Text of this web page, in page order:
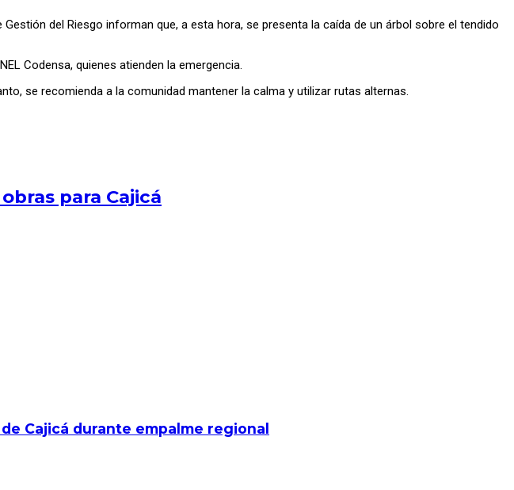
del Riesgo informan que, a esta hora, se presenta la caída de un árbol sobre el tendido
Codensa, quienes atienden la emergencia.
se recomienda a la comunidad mantener la calma y utilizar rutas alternas.
para Cajicá
Cajicá durante empalme regional